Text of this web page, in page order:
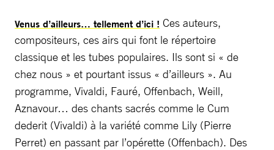
Venus d’ailleurs… tellement d’ici ! Ces auteurs,
compositeurs, ces airs qui font le répertoire
classique et les tubes populaires. Ils sont si « de
chez nous » et pourtant issus « d’ailleurs ». Au
programme, Vivaldi, Fauré, Offenbach, Weill,
Aznavour… des chants sacrés comme le Cum
dederit (Vivaldi) à la variété comme Lily (Pierre
Perret) en passant par l’opérette (Offenbach). Des